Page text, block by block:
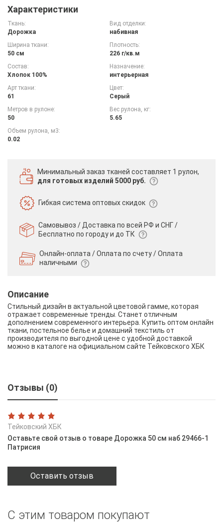
Характеристики
Ткань:
Дорожка
Вид отделки:
набивная
Ширина ткани:
50 см
Плотность:
226 г/кв.м
Состав:
Хлопок 100%
Назначение:
интерьерная
Арт ткани:
61
Цвет:
Серый
Метров в рулоне:
50
Вес рулона, кг:
5.65
Объем рулона, м3:
0.02
Минимальный заказ тканей составляет 1 рулон,
для готовых изделий 5000 руб.
Гибкая системаоптовых скидок
Самовывоз / Доставка по всей РФ и СНГ /
Бесплатно по городу и до ТК
Онлайн-оплата / Оплата по счету /Оплата
наличными
Описание
Стильный дизайн в актуальной цветовой гамме, которая
отражает современные тренды. Станет отличным
дополнением современного интерьера. Купить оптом онлайн
ткани, постельное белье и домашний текстиль от
производителя по выгодной цене с удобной доставкой
можно в каталоге на официальном сайте Тейковского ХБК
Отзывы (0)
Тейковский ХБК
Оставьте свой отзыв о товаре Дорожка 50 см наб 29466-1
Патрисия
Оставить отзыв
С этим товаром покупают